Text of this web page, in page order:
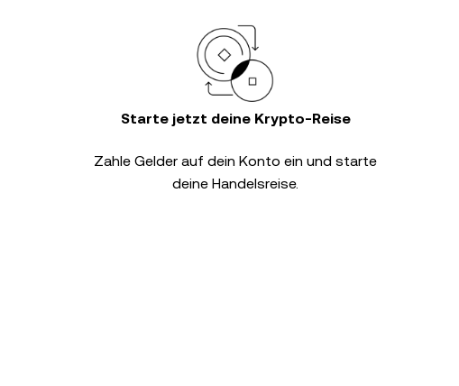
Starte jetzt deine Krypto-Reise
Zahle Gelder auf dein Konto ein und starte
deine Handelsreise.